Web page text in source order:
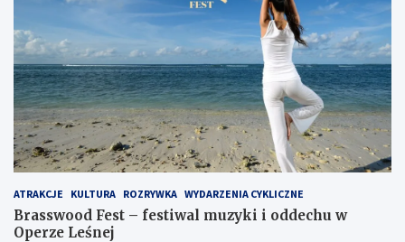
ATRAKCJE KULTURA ROZRYWKA WYDARZENIA CYKLICZNE
Brasswood Fest – festiwal muzyki i oddechu w
Operze Leśnej